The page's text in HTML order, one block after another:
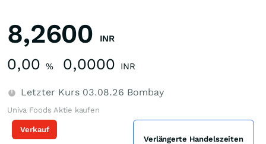
8,2600 INR
0,00 % 0,0000 INR
Letzter Kurs 03.08.26 Bombay
Univa Foods Aktie kaufen
Verkauf
Verlängerte Handelszeiten